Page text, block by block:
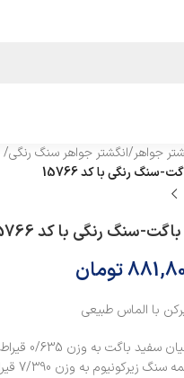
جواهر/انگشتر جواهر سنگ رنگی/
سنگ‌ رنگی‌ با کد 15766
سنگ‌ رنگی‌ با کد 15766
تومان
با الماس طبیعی
زیرکونیوم به وزن 7/390 قیراط